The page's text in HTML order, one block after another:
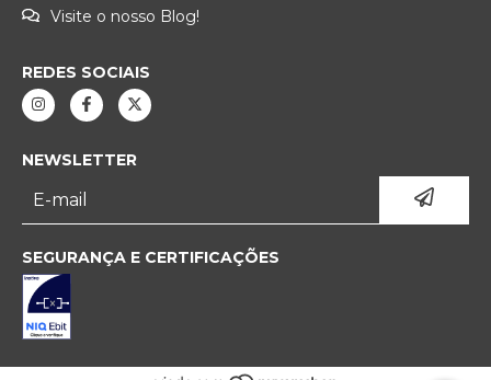
Visite o nosso Blog!
REDES SOCIAIS
NEWSLETTER
SEGURANÇA E CERTIFICAÇÕES